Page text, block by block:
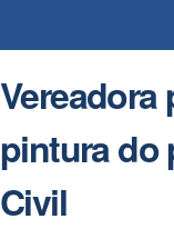
Vereadora
pintura do
Civil